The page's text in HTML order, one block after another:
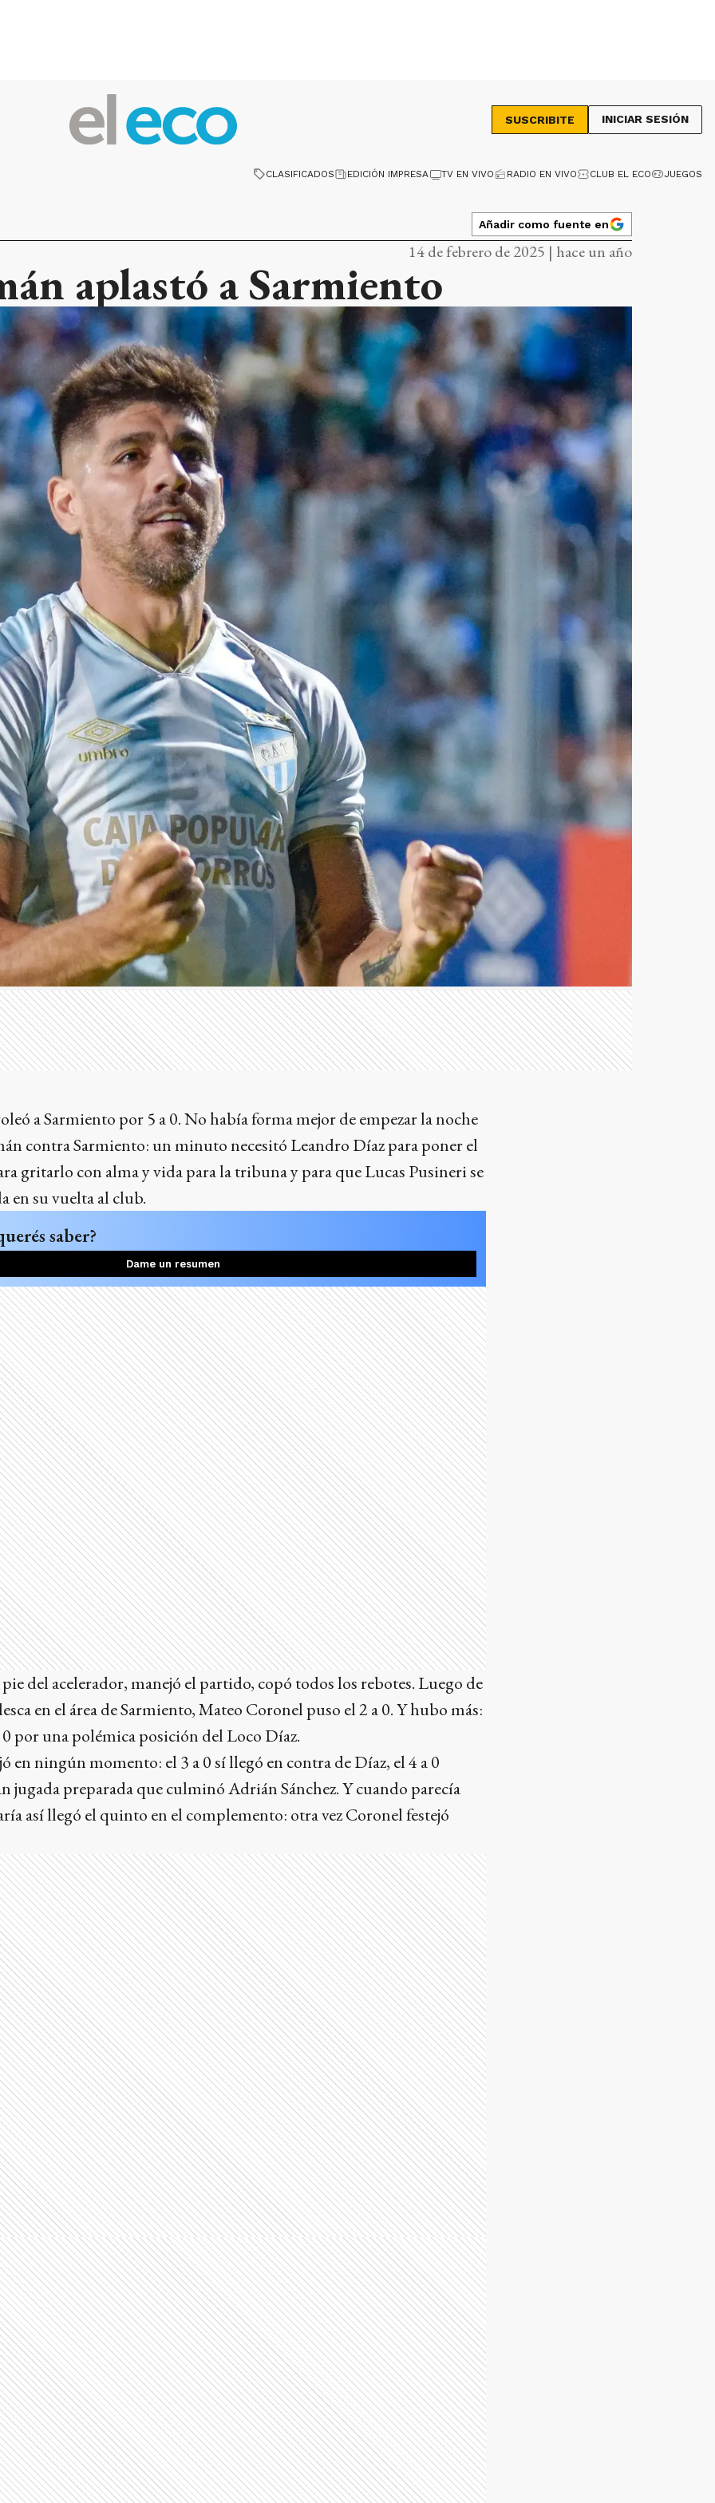
SUSCRIBITE INICIAR SESIÓN
CLASIFICADOS EDICIÓN IMPRESA TV EN VIVO RADIO EN VIVO CLUB EL ECO JUEGOS
Añadir como fuente en
14 de febrero de 2025 | hace un año
aplastó a Sarmiento
a Sarmiento por 5 a 0. No había forma mejor de empezar la noche
contra Sarmiento: un minuto necesitó Leandro Díaz para poner el
gritarlo con alma y vida para la tribuna y para que Lucas Pusineri se
en su vuelta al club.
saber?
Dame un resumen
del acelerador, manejó el partido, copó todos los rebotes. Luego de
en el área de Sarmiento, Mateo Coronel puso el 2 a 0. Y hubo más:
0 por una polémica posición del Loco Díaz.
en ningún momento: el 3 a 0 sí llegó en contra de Díaz, el 4 a 0
jugada preparada que culminó Adrián Sánchez. Y cuando parecía
así llegó el quinto en el complemento: otra vez Coronel festejó